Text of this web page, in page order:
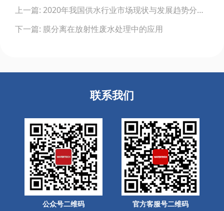
navigation
上一篇: 2020年我国供水行业市场现状与发展趋势分析 农村供水市场空间巨大
下一篇: 膜分离在放射性废水处理中的应用
联系我们
公众号二维码 官方客服号二维码